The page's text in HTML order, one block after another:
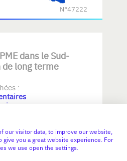
N°47222
dans le Sud-
de long terme
:
:
our visitor data, to improve our website,
you a great website experience. For
we use open the settings.